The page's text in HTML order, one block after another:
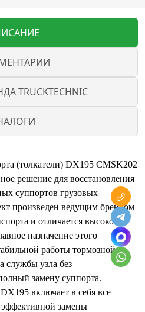
TRUCKTECHNIC
(толкатели) DX195 CMSK202
решение для восстановления
суппортов грузовых
произведен ведущим брендом
и отличается высокой
назначение этого
работы тормозной
службы узла без
замену суппорта.
включает в себя все
замены